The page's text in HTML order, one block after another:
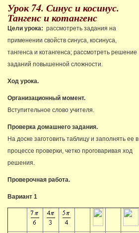
Урок 74. Синус и косинус.
Тангенс и котангенс
Цели урока: рассмотреть задания на
применении свойств синуса, косинуса,
тангенса и котангенса; рассмотреть решение
заданий повышенной сложности.
Ход урока.
Организационный момент.
Вступительное слово учителя.
Проверка домашнего задания.
На доске заготовить таблицу и заполнять ее в
процессе проверки, четко проговаривая ход
решения.
Проверочная работа.
Вариант 1